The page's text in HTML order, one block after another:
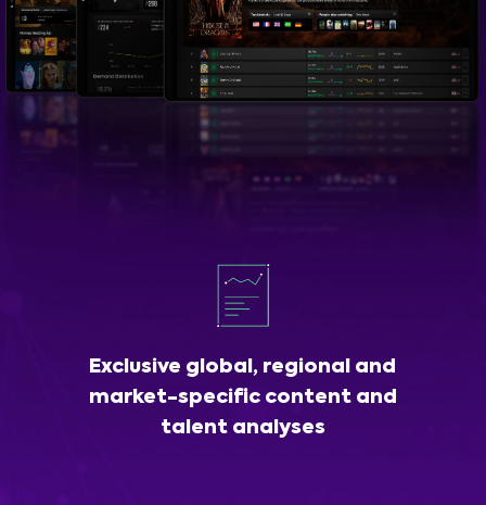
Exclusive global, regional and
market-specific content and
talent analyses